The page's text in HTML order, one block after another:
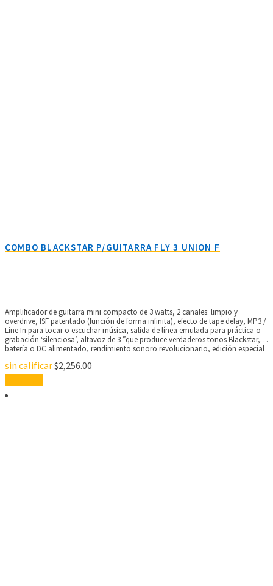
COMBO BLACKSTAR P/GUITARRA FLY 3 UNION F
Amplificador de guitarra mini compacto de 3 watts, 2 canales: limpio y
overdrive, ISF patentado (función de forma infinita), efecto de tape delay, MP3 /
Line In para tocar o escuchar música, salida de línea emulada para práctica o
grabación ‘silenciosa’, altavoz de 3 ”que produce verdaderos tonos Blackstar,
batería o DC alimentado, rendimiento sonoro revolucionario, edición especial
sin calificar$2,256.00